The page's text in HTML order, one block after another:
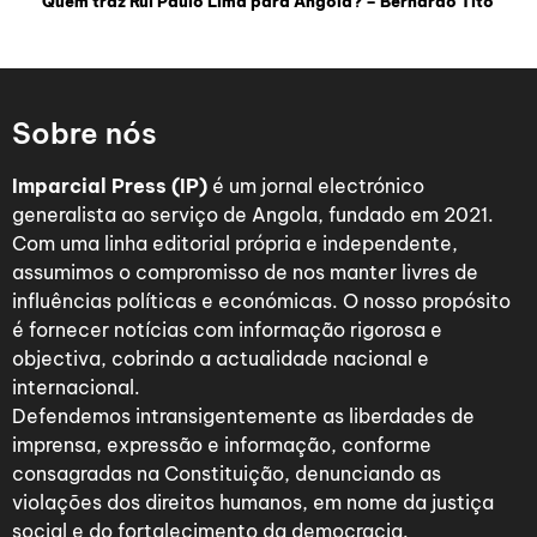
Sobre nós
Imparcial Press (IP) é um jornal electrónico
generalista ao serviço de Angola, fundado em 2021.
Com uma linha editorial própria e independente,
assumimos o compromisso de nos manter livres de
influências políticas e económicas. O nosso propósito
é fornecer notícias com informação rigorosa e
objectiva, cobrindo a actualidade nacional e
internacional.
Defendemos intransigentemente as liberdades de
imprensa, expressão e informação, conforme
consagradas na Constituição, denunciando as
violações dos direitos humanos, em nome da justiça
social e do fortalecimento da democracia.